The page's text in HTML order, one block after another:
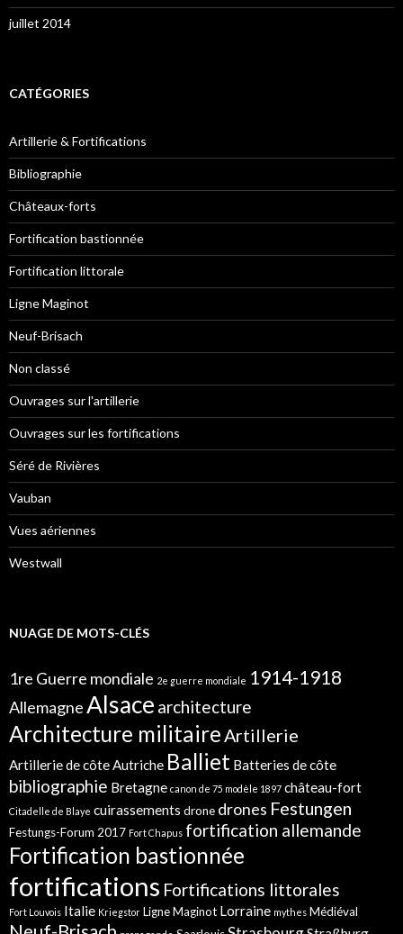
juillet 2014
CATÉGORIES
Artillerie & Fortifications
Bibliographie
Châteaux-forts
Fortification bastionnée
Fortification littorale
Ligne Maginot
Neuf-Brisach
Non classé
Ouvrages sur l'artillerie
Ouvrages sur les fortifications
Séré de Rivières
Vauban
Vues aériennes
Westwall
NUAGE DE MOTS-CLÉS
1re Guerre mondiale 2e guerre mondiale 1914-1918
AllemagneAlsace architecture
Architecture militaire Artillerie
Artillerie de côte Autriche Balliet Batteries de côte
bibliographie Bretagne canon de 75 modèle 1897 château-fort
Citadelle de Blaye cuirassements drone drones Festungen
Festungs-Forum 2017 Fort Chapus fortification allemande
Fortification bastionnée
fortifications Fortifications littorales
Fort Louvois Italie Kriegstor Ligne Maginot Lorraine mythes Médiéval